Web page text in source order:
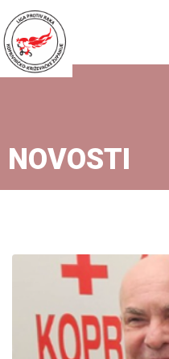
NOVOSTI